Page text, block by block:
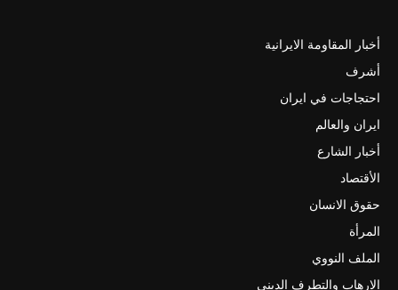
أخبار المقاومة الايرانية
أشرف
احتجاجات في ايران
ايران والعالم
أخبار الشارع
الأقتصاد
حقوق الانسان
المرأة
الملف النووي
الارهاب والتطرف الديني